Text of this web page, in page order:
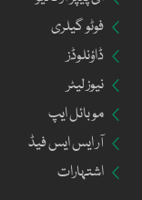
فوٹو گیلری
ڈاؤنلوڈز
نیوز لیٹر
موبائل ایپ
آر ایس ایس فیڈ
اشتہارات